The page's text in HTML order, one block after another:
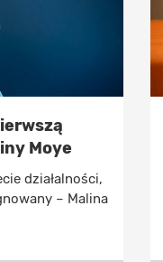
Moye
działalności,
– Malina